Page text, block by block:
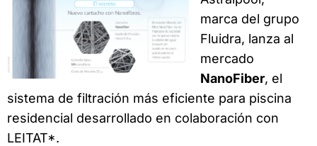
marca del grupo
Fluidra, lanza al
mercado
NanoFiber, el
sistema de filtración más eficiente para piscina
residencial desarrollado en colaboración con
LEITAT*.